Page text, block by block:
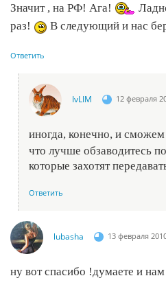
Значит , на РФ! Ага!
раз!
В следующий и нас
Ответить
IvLIM 12 февраля
иногда, конечно, и сможем
что лучше обзаводитесь
которые захотят
Ответить
lubasha 13 февраля
ну вот спасибо !думаете и нам